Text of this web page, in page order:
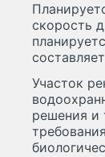
скорость
Участок
решения и